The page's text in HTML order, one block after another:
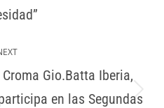
Gio.Batta Iberia,
en las Segundas